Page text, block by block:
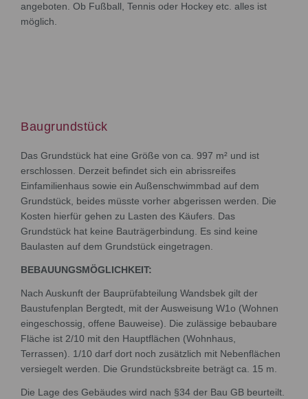
angeboten. Ob Fußball, Tennis oder Hockey etc. alles ist
möglich.
Baugrundstück
Das Grundstück hat eine Größe von ca. 997 m² und ist
erschlossen. Derzeit befindet sich ein abrissreifes
Einfamilienhaus sowie ein Außenschwimmbad auf dem
Grundstück, beides müsste vorher abgerissen werden. Die
Kosten hierfür gehen zu Lasten des Käufers. Das
Grundstück hat keine Bauträgerbindung. Es sind keine
Baulasten auf dem Grundstück eingetragen.
BEBAUUNGSMÖGLICHKEIT:
Nach Auskunft der Bauprüfabteilung Wandsbek gilt der
Baustufenplan Bergtedt, mit der Ausweisung W1o (Wohnen
eingeschossig, offene Bauweise). Die zulässige bebaubare
Fläche ist 2/10 mit den Hauptflächen (Wohnhaus,
Terrassen). 1/10 darf dort noch zusätzlich mit Nebenflächen
versiegelt werden. Die Grundstücksbreite beträgt ca. 15 m.
Die Lage des Gebäudes wird nach §34 der Bau GB beurteilt.